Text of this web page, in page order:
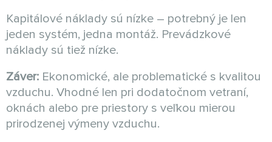
Kapitálové náklady sú nízke – potrebný je len
jeden systém, jedna montáž. Prevádzkové
náklady sú tiež nízke.
Záver: Ekonomické, ale problematické s kvalitou
vzduchu. Vhodné len pri dodatočnom vetraní,
oknách alebo pre priestory s veľkou mierou
prirodzenej výmeny vzduchu.